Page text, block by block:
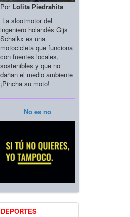
Por Lolita Piedrahita
La slootmotor del
ingeniero holandés Gijs
Schalkx es una
motocicleta que funciona
con fuentes locales,
sostenibles y que no
dañan el medio ambiente
¡Pincha su moto!
No es no
DEPORTES